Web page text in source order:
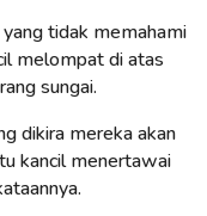
tidak memahami
melompat di atas
sungai.
dikira mereka akan
kancil menertawai